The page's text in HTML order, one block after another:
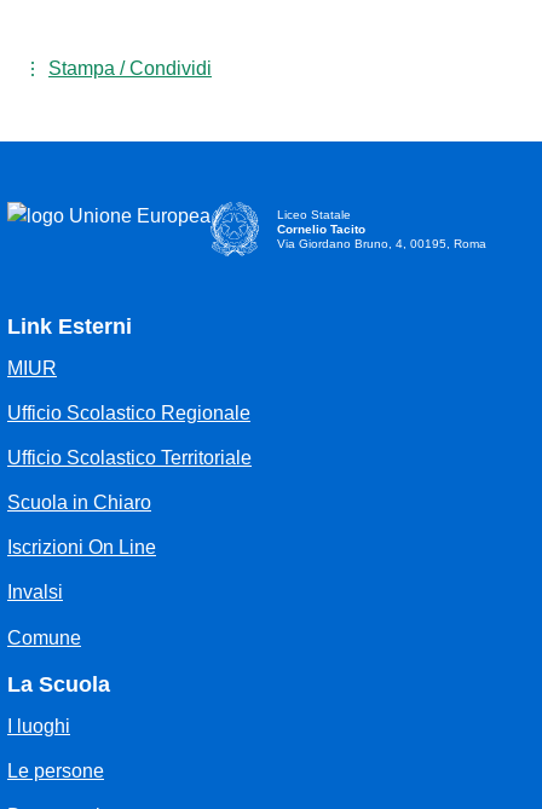
Stampa / Condividi
Liceo Statale
Cornelio Tacito
Via Giordano Bruno, 4, 00195, Roma
Link Esterni
MIUR
Ufficio Scolastico Regionale
Ufficio Scolastico Territoriale
Scuola in Chiaro
Iscrizioni On Line
Invalsi
Comune
La Scuola
I luoghi
Le persone